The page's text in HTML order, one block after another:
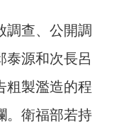
調查、公開調
泰源和次長呂
粗製濫造的程
。衛福部若持